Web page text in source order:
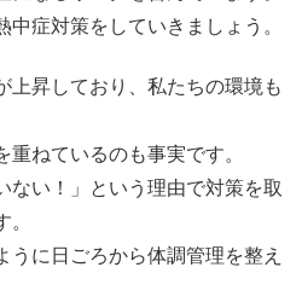
中症対策をしていきましょう。
上昇しており、私たちの環境も
ねているのも事実です。
ない！」という理由で対策を取
うに日ごろから体調管理を整え